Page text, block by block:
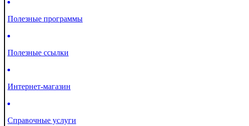
Полезные программы
Полезные ссылки
Интернет-магазин
Справочные услуги